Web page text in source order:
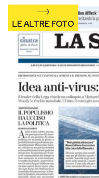
Hai bisogno di aiuto?